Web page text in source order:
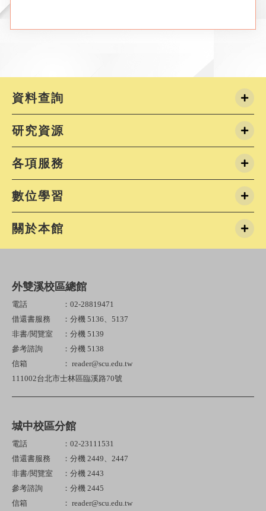
資料查詢
研究資源
各項服務
數位學習
關於本館
外雙溪校區總館
電話
：02-28819471
借還書服務
：分機 5136、5137
非書/閱覽室
：分機 5139
參考諮詢
：分機 5138
信箱
： reader@scu.edu.tw
111002台北市士林區臨溪路70號
城中校區分館
電話
：02-23111531
借還書服務
：分機 2449、2447
非書/閱覽室
：分機 2443
參考諮詢
：分機 2445
信箱
： reader@scu.edu.tw